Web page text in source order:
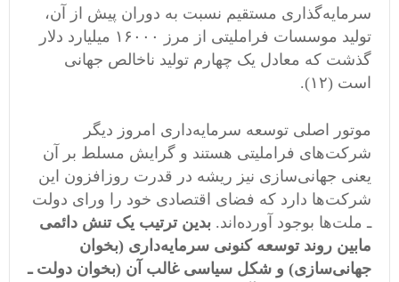
سرمایه‌گذاری مستقیم نسبت به دوران پیش از آن،
تولید موسسات فراملیتی از مرز ۱۶۰۰۰ میلیارد دلار
گذشت که معادل یک چهارم تولید ناخالص جهانی
است (۱۲).
موتور اصلی توسعه سرمایه‌داری امروز دیگر
شرکت‌های فراملیتی هستند و گرایش مسلط بر آن
یعنی جهانی‌سازی نیز ریشه در قدرت روزافزون این
شرکت‌ها دارد که فضای اقتصادی خود را ورای دولت
ـ ملت‌ها بوجود آورده‌اند. بدین ترتیب یک تنش دائمی
‌مابین روند توسعه کنونی سرمایه‌داری (بخوان
جهانی‌سازی) و شکل سیاسی غالب آن (بخوان دولت ـ